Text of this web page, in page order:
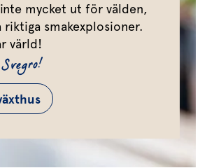
inte mycket ut för välden,
riktiga smakexplosioner.
värld!